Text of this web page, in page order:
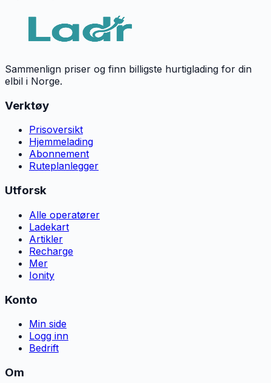
Sammenlign priser og finn billigste hurtiglading for din
elbil i Norge.
Verktøy
Prisoversikt
Hjemmelading
Abonnement
Ruteplanlegger
Utforsk
Alle operatører
Ladekart
Artikler
Recharge
Mer
Ionity
Konto
Min side
Logg inn
Bedrift
Om